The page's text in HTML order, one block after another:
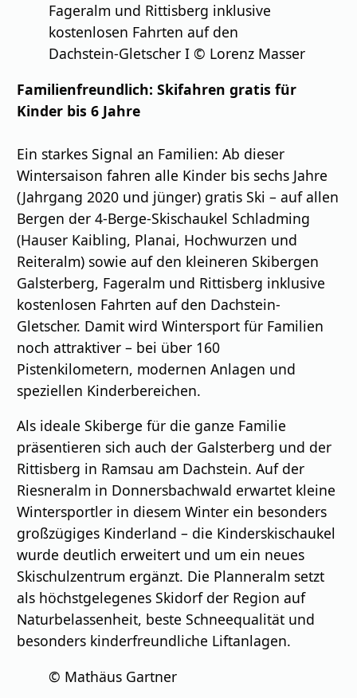
Fageralm und Rittisberg inklusive
kostenlosen Fahrten auf den
Dachstein-Gletscher I © Lorenz Masser
Familienfreundlich: Skifahren gratis für
Kinder bis 6 Jahre
Ein starkes Signal an Familien: Ab dieser
Wintersaison fahren alle Kinder bis sechs Jahre
(Jahrgang 2020 und jünger) gratis Ski – auf allen
Bergen der 4-Berge-Skischaukel Schladming
(Hauser Kaibling, Planai, Hochwurzen und
Reiteralm) sowie auf den kleineren Skibergen
Galsterberg, Fageralm und Rittisberg inklusive
kostenlosen Fahrten auf den Dachstein-
Gletscher. Damit wird Wintersport für Familien
noch attraktiver – bei über 160
Pistenkilometern, modernen Anlagen und
speziellen Kinderbereichen.
Als ideale Skiberge für die ganze Familie
präsentieren sich auch der Galsterberg und der
Rittisberg in Ramsau am Dachstein. Auf der
Riesneralm in Donnersbachwald erwartet kleine
Wintersportler in diesem Winter ein besonders
großzügiges Kinderland – die Kinderskischaukel
wurde deutlich erweitert und um ein neues
Skischulzentrum ergänzt. Die Planneralm setzt
als höchstgelegenes Skidorf der Region auf
Naturbelassenheit, beste Schneequalität und
besonders kinderfreundliche Liftanlagen.
© Mathäus Gartner